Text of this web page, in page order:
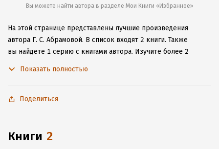
Вы можете найти автора в разделе Мои Книги «Избранное»
На этой странице представлены лучшие произведения
автора Г. С. Абрамовой. В список входят 2 книги. Также
вы найдете 1 серию с книгами автора. Изучите более 2
не расставаться с любимыми произведениями даже без
Показать полностью
Поделиться
книги 2